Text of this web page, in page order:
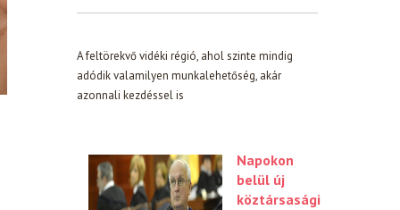
A feltörekvő vidéki régió, ahol szinte mindig
adódik valamilyen munkalehetőség, akár
azonnali kezdéssel is
Napokon
belül új
köztársasági